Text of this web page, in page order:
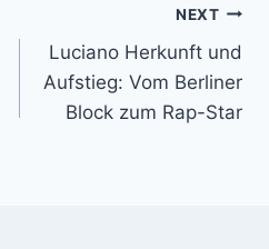
NEXT
Luciano Herkunft und
Aufstieg: Vom Berliner
Block zum Rap-Star